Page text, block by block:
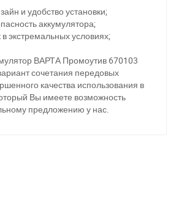
и удобство установки;
аккумулятора;
в экстремальных условиях;
ВАРТА Промоутив 670103
сочетания передовых
качества использования в
Вы имеете возможность
предложению у нас.
- дзвоніть, пишіть у Viber / Telegram
Написати в Telegram